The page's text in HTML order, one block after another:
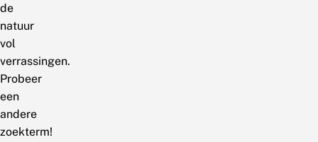
de
natuur
vol
verrassingen.
Probeer
een
andere
zoekterm!